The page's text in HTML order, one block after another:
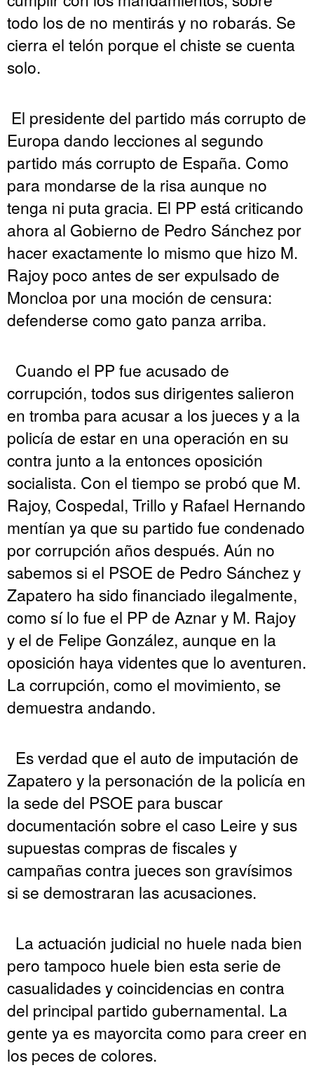
todo los de no mentirás y no robarás. Se
cierra el telón porque el chiste se cuenta
solo.
El presidente del partido más corrupto de
Europa dando lecciones al segundo
partido más corrupto de España. Como
para mondarse de la risa aunque no
tenga ni puta gracia. El PP está criticando
ahora al Gobierno de Pedro Sánchez por
hacer exactamente lo mismo que hizo M.
Rajoy poco antes de ser expulsado de
Moncloa por una moción de censura:
defenderse como gato panza arriba.
Cuando el PP fue acusado de
corrupción, todos sus dirigentes salieron
en tromba para acusar a los jueces y a la
policía de estar en una operación en su
contra junto a la entonces oposición
socialista. Con el tiempo se probó que M.
Rajoy, Cospedal, Trillo y Rafael Hernando
mentían ya que su partido fue condenado
por corrupción años después. Aún no
sabemos si el PSOE de Pedro Sánchez y
Zapatero ha sido financiado ilegalmente,
como sí lo fue el PP de Aznar y M. Rajoy
y el de Felipe González, aunque en la
oposición haya videntes que lo aventuren.
La corrupción, como el movimiento, se
demuestra andando.
Es verdad que el auto de imputación de
Zapatero y la personación de la policía en
la sede del PSOE para buscar
documentación sobre el caso Leire y sus
supuestas compras de fiscales y
campañas contra jueces son gravísimos
si se demostraran las acusaciones.
La actuación judicial no huele nada bien
pero tampoco huele bien esta serie de
casualidades y coincidencias en contra
del principal partido gubernamental. La
gente ya es mayorcita como para creer en
los peces de colores.